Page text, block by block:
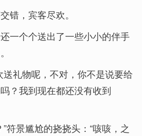
错，宾客尽欢。
一个个送出了一些小小的伴手
送礼物呢，不对，你不是说要给
？我到现在都还没有收到
符景尴尬的挠挠头：“咳咳，之